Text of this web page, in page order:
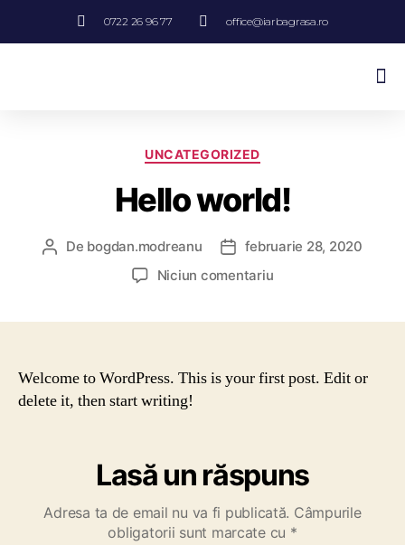
0722 26 96 77 office@iarbagrasa.ro
UNCATEGORIZED
Hello world!
De bogdan.modreanu
februarie 28, 2020
Niciun comentariu
Welcome to WordPress. This is your first post. Edit or
delete it, then start writing!
Lasă un răspuns
Adresa ta de email nu va fi publicată. Câmpurile
obligatorii sunt marcate cu *